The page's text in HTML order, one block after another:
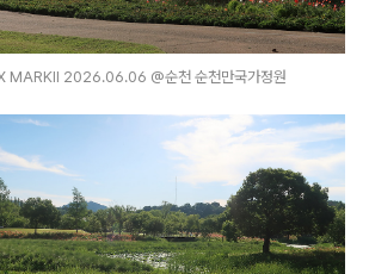
MARKⅡ 2026.06.06 @순천 순천만국가정원